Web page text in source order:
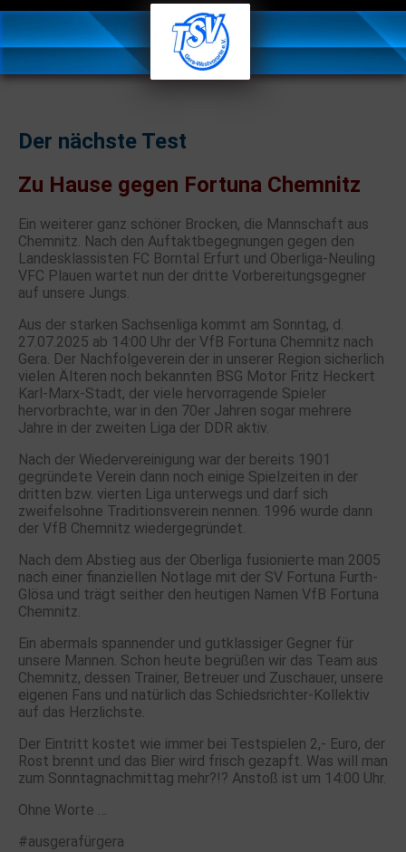
Der nächste Test
Zu Hause gegen Fortuna Chemnitz
Ein weiterer ganz schöner Brocken, die Mannschaft aus
Chemnitz. Nach den Auftaktbegegnungen gegen den
Landesklassisten FC Borntal Erfurt und Oberliga-Neuling
VFC Plauen wartet nun der dritte Vorbereitungsgegner
auf unsere Jungs.
Aus der starken Sachsenliga kommt am Sonntag, d.
27.07.2025 ab 14:00 Uhr der VfB Fortuna Chemnitz nach
Gera. Der Nachfolgeverein der in unserer Region sicherlich
vielen Älteren noch bekannten BSG Motor Fritz Heckert
Karl-Marx-Stadt, der viele hervorragende Spieler
hervorbrachte, war in den 70er Jahren sogar mehrere
Jahre in der zweiten Liga der DDR aktiv.
Nach der Wiedervereinigung war der bereits 1901
gegründete Verein dann noch einige Spielzeiten in der
dritten bzw. vierten Liga unterwegs und darf sich
zweifelsohne Traditionsverein nennen. 1996 wurde dann
der VfB Chemnitz wiedergegründet.
Nach dem Abstieg aus der Oberliga fusionierte man 2005
nach einer finanziellen Notlage mit der SV Fortuna Furth-
Glösa und trägt seither den heutigen Namen VfB Fortuna
Chemnitz.
Ein abermals spannender und gutklassiger Gegner für
unsere Mannen. Schon heute begrüßen wir das Team aus
Chemnitz, dessen Trainer, Betreuer und Zuschauer, unsere
eigenen Fans und natürlich das Schiedsrichter-Kollektiv
auf das Herzlichste.
Der Eintritt kostet wie immer bei Testspielen 2,- Euro, der
Rost brennt und das Bier wird frisch gezapft. Was will man
zum Sonntagnachmittag mehr?!? Anstoß ist um 14:00 Uhr.
Ohne Worte …
#ausgerafürgera